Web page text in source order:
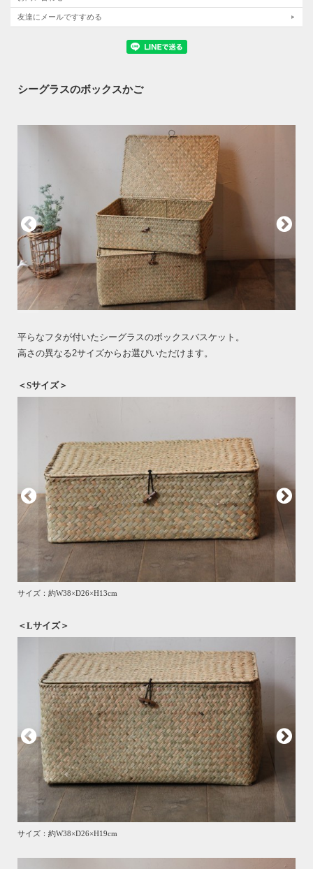
友達にメールですすめる
シーグラスのボックスかご
平らなフタが付いたシーグラスのボックスバスケット。
高さの異なる2サイズからお選びいただけます。
＜Sサイズ＞
サイズ：約W38×D26×H13cm
＜Lサイズ＞
サイズ：約W38×D26×H19cm